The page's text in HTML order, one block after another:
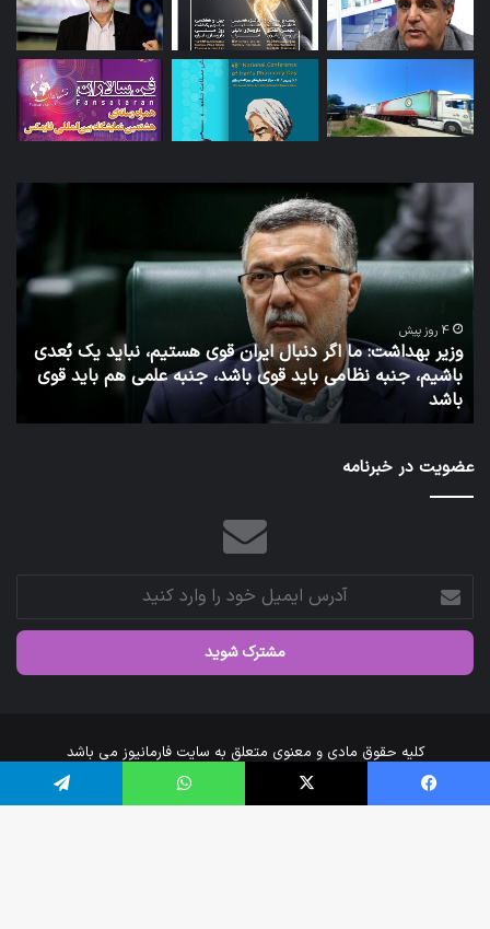
نباید یک بُعدی
علمی هم باید قوی
توئیت
دکتر
جهانپور
مدیر
سابق
روابط
عمومی
وزارت
بهداشت
7 روز پیش
توئیت دکتر جهانپور مدیر سابق روابط
عضویت در خبرنامه
آدرس
ایمیل
خود
وارد
کلیه حقوق مادی و معنوی متعلق به سایت فارمانیوز می باشد
خانه
ارتباط با ما
فیس بوک X واتس آپ تلگرام